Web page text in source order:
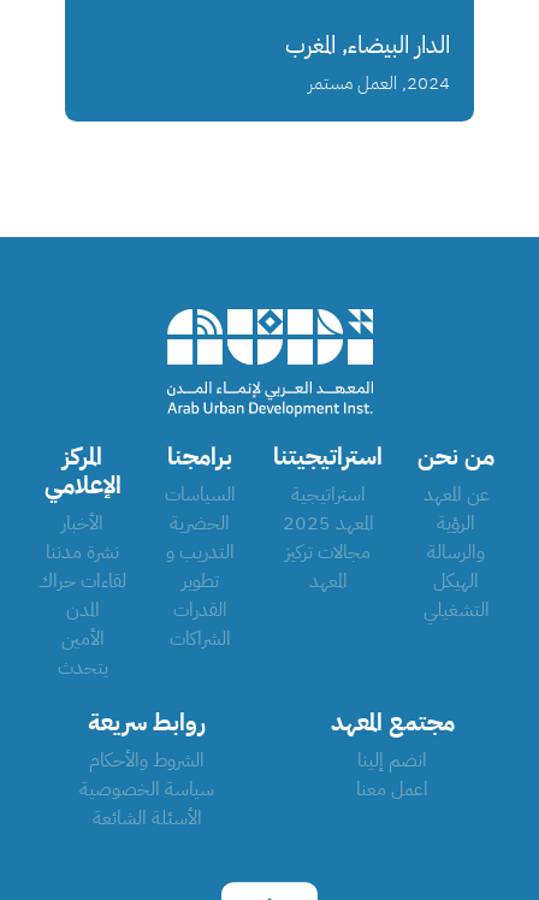
الدار البيضاء, المغرب
2024, العمل مستمر
من نحن
عن المعهد
الرؤية
والرسالة
الهيكل
التشغيلي
استراتيجيتنا
استراتيجية
المعهد 2025
مجالات تركيز
المعهد
برامجنا
السياسات
الحضرية
التدريب و
تطوير
القدرات
الشراكات
المركز
الإعلامي
الأخبار
نشرة مدننا
لقاءات حراك
المدن
الأمين
يتحدث
مجتمع المعهد
انضم إلينا
اعمل معنا
روابط سريعة
الشروط والأحكام
سياسة الخصوصية
الأسئلة الشائعة